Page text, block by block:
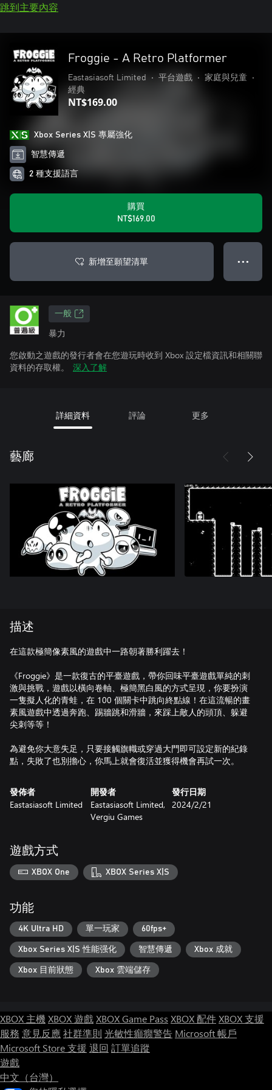
跳到主要內容
Froggie - A Retro Platformer
Eastasiasoft Limited • 平台遊戲 • 家庭與兒童
•
經典
NT$169.00
Xbox Series X|S 專屬強化
智慧傳遞
2 種支援語言
購買
NT$169.00
新增至願望清單 ● ● ●
一般
暴力
您啟動之遊戲的發行者會在您遊玩時收到 Xbox 設定檔資訊和相關聯
資料的存取權。
深入了解
詳細資料 評論 更多
藝廊
描述
在這款極簡像素風的遊戲中一路朝著勝利躍去！
《Froggie》是一款復古的平臺遊戲，帶你回味平臺遊戲單純的刺
激與挑戰，遊戲以橫向卷軸、極簡黑白風的方式呈現，你要扮演
一隻擬人化的青蛙，在 100 個關卡中跳向終點線！在這流暢的畫
素風遊戲中透過奔跑、踢牆跳和滑牆，來踩上敵人的頭頂、躲避
尖刺等等！
為避免你大意失足，只要接觸旗幟或穿過大門即可設定新的紀錄
點，失敗了也別擔心，你馬上就會復活並獲得機會再試一次。
發佈者
Eastasiasoft Limited
開發者
Eastasiasoft Limited,
Vergiu Games
發行日期
2024/2/21
遊戲方式
XBOX One XBOX Series X|S
功能
4K Ultra HD 單一玩家 60fps+
Xbox Series X|S 性能强化 智慧傳遞 Xbox 成就
Xbox 目前狀態 Xbox 雲端儲存
XBOX 主機XBOX 遊戲XBOX Game Pass XBOX 配件XBOX 支援
服務 意見反應社群準則 光敏性癲癇警告 Microsoft 帳戶
Microsoft Store 支援 退回 訂單追蹤
遊戲
中文（台灣）